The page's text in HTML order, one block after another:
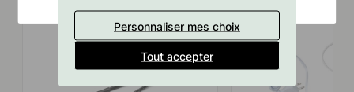
Personnaliser mes choix
Tout accepter